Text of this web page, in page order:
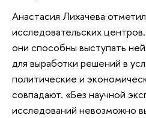
Анастасия Лихачева
исследовательских
они способны выступать
для выработки решений в
политические и
совпадают. «Без научной
исследований невозможно